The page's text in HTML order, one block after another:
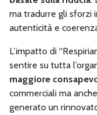
ma tradurre gli sforzi
autenticità e
L’impatto di
sentire su tutta
maggiore
commerciali ma
generato un